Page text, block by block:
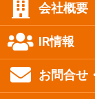
会社概要
IR情報
お問合せ